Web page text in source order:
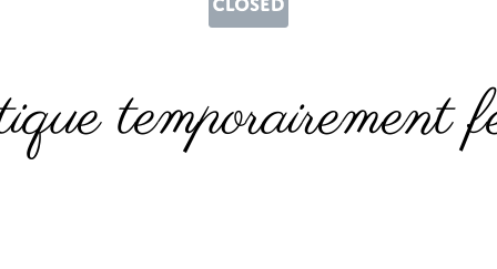
temporairement